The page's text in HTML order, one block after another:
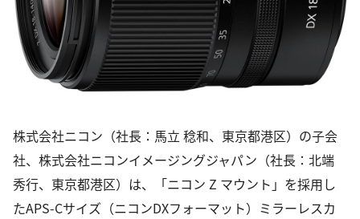
株式会社ニコン（社長：馬立 稔和、東京都港区）の子会
社、株式会社ニコンイメージングジャパン（社長：北端
秀行、東京都港区）は、「ニコン Z マウント」を採用し
たAPS-Cサイズ（ニコンDXフォーマット）ミラーレスカ